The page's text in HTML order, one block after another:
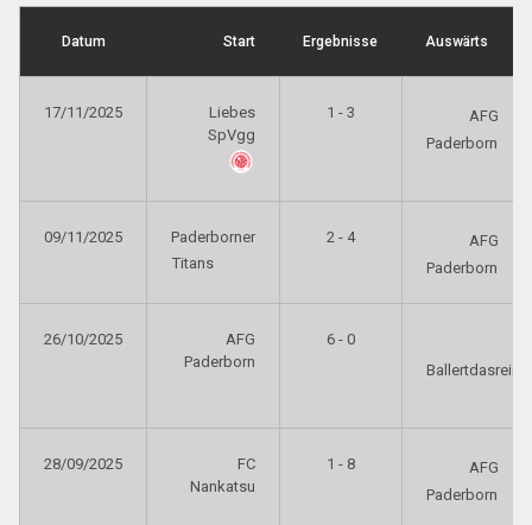
Datum Start Ergebnisse Auswärts
17/11/2025
Liebes
SpVgg
1 - 3
AFG
Paderborn
09/11/2025
Paderborner
Titans
2 - 4
AFG
Paderborn
26/10/2025
AFG
Paderborn
6 - 0
Ballertdasrein
28/09/2025
FC
Nankatsu
1 - 8
AFG
Paderborn